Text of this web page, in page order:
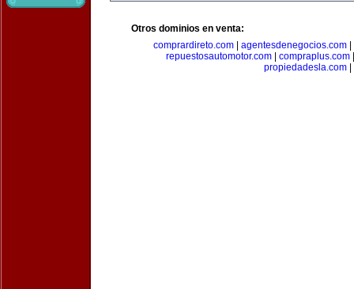
Otros dominios en venta:
comprardireto.com| agentesdenegocios.com|
repuestosautomotor.com
compraplus.com
propiedadesla.com|